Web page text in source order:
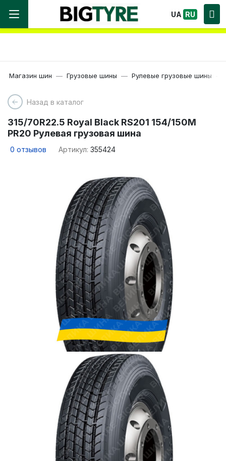
Мы работаем! Большой выбор Шин, быстрая
доставка по Украине!
UA RU
Магазин шин Грузовые шины Рулевые грузовые шины
Назад в каталог
315/70R22.5 Royal Black RS201 154/150M
PR20 Рулевая грузовая шина
0 отзывов Артикул: 355424